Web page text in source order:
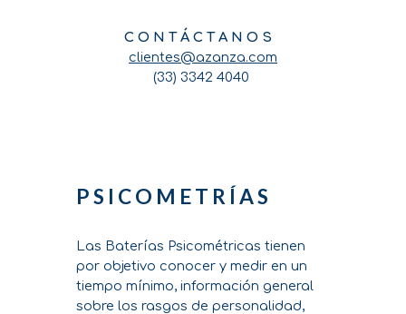
C O N T Á C T A N O S
clientes@azanza.com
(33) 3342 4040
P S I C O M E T R Í A S
Las Baterías Psicométricas tienen
por objetivo conocer y medir en un
tiempo mínimo, información general
sobre los rasgos de personalidad,